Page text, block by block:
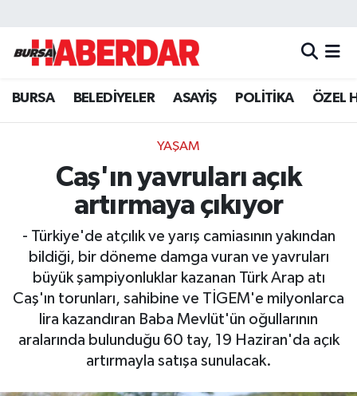
BURSA BELEDİYELER ASAYİŞ POLİTİKA ÖZEL
YAŞAM
Caş'ın yavruları açık
artırmaya çıkıyor
- Türkiye'de atçılık ve yarış camiasının yakından
bildiği, bir döneme damga vuran ve yavruları
büyük şampiyonluklar kazanan Türk Arap atı
Caş'ın torunları, sahibine ve TİGEM'e milyonlarca
lira kazandıran Baba Mevlüt'ün oğullarının
aralarında bulunduğu 60 tay, 19 Haziran'da açık
artırmayla satışa sunulacak.
Hava Durumu
Trafik Durumu
Süper Lig Puan Durumu ve Fikstür
Tüm Manşetler
Son Dakika Haberleri
Haber Arşivi